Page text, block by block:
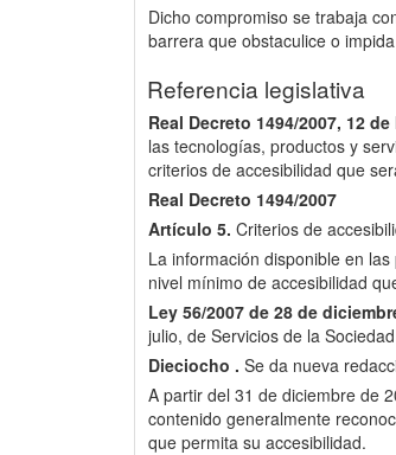
Dicho compromiso se trabaja
barrera que obstaculice o
Referencia legislativa
Real Decreto 1494/2007, 12
las tecnologías, productos y
criterios de accesibilidad que
Real Decreto 1494/2007
Artículo 5. Criterios de
La información disponible en
nivel mínimo de accesibilidad
Ley 56/2007 de 28 de
julio, de Servicios de la
Dieciocho . Se da nueva
A partir del 31 de diciembre de
contenido generalmente
que permita su accesibilidad.